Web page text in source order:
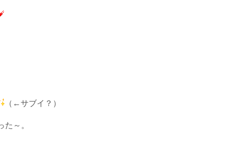
（←サブイ？）
～。